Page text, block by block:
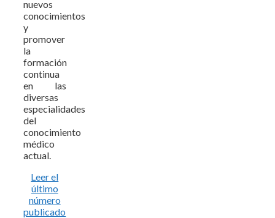
nuevos
conocimientos
y
promover
la
formación
continua
en las
diversas
especialidades
del
conocimiento
médico
actual.
Leer el
último
número
publicado